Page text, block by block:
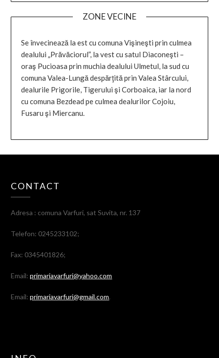
ZONE VECINE
Se învecinează la est cu comuna Vişineşti prin culmea
dealului „Prăvăciorul”, la vest cu satul Diaconeşti –
oraş Pucioasa prin muchia dealului Ulmetul, la sud cu
comuna Valea-Lungă despărţită prin Valea Stârcului,
dealurile Prigorile, Tigerului şi Corboaica, iar la nord
cu comuna Bezdead pe culmea dealurilor Cojoiu,
Fusaru şi Miercanu.
CONTACT
Adresa : comuna Varfuri, sat Suvita, nr. 137
Telefon: 0245233102;
Fax: 0345401826;
Email:primariavarfuri@yahoo.com
Email:primariavarfuri@gmail.com.